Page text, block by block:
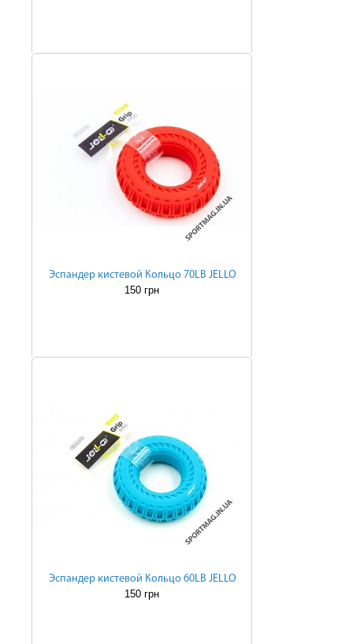
Эспандер кистевой Кольцо 70LB JELLO
150 грн
Эспандер кистевой Кольцо 60LB JELLO
150 грн